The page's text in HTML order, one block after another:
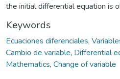
the initial differential equation is
Keywords
Ecuaciones diferenciales,
Cambio de variable, Differential
Mathematics, Change of variable